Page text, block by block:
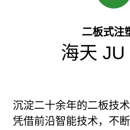
海天 JU
二板式注
沉淀二十余年的二板技
凭借前沿智能技术，不